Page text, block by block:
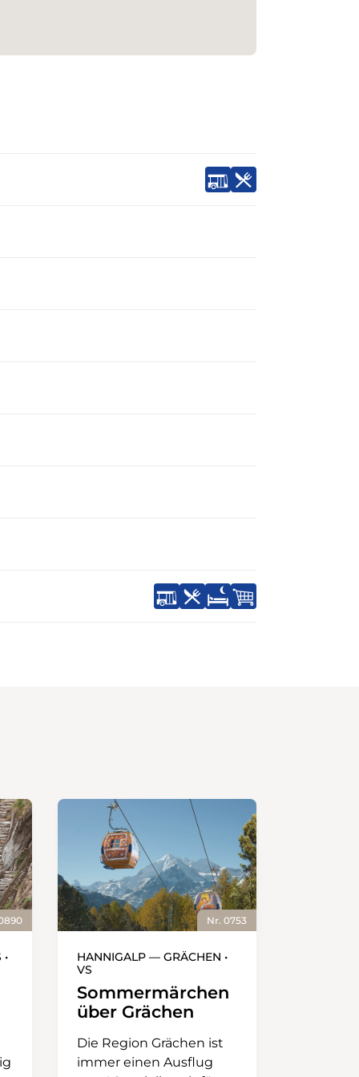
Nr. 0753
HANNIGALP — GRÄCHEN •
VS
Sommermärchen
über Grächen
Die Region Grächen ist
immer einen Ausflug